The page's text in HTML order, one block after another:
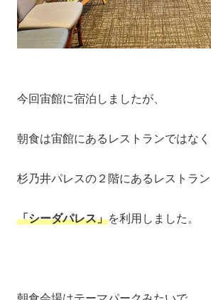
今回宙館に宿泊しましたが、
朝食は宙館にあるレストランではなく
杉乃井パレスの２階にあるレストラン
「シーダパレス」を利用しました。